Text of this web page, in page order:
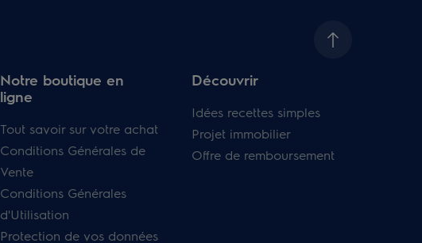
Notre boutique en
ligne
Tout savoir sur votre achat
Conditions Générales de
Vente
Conditions Générales
d'Utilisation
Protection de vos données
Découvrir
Idées recettes simples
Projet immobilier
Offre de remboursement